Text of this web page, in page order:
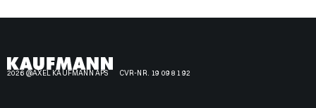
2026 @AXEL KAUFMANN APS CVR-NR. 19 09 81 92